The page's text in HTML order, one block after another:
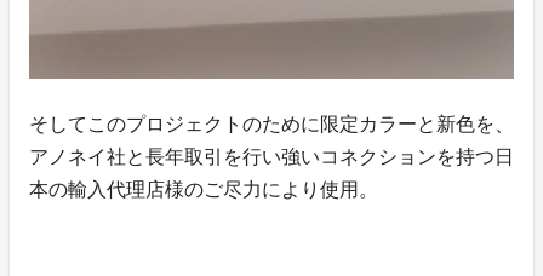
そしてこのプロジェクトのために限定カラーと新色を、
アノネイ社と長年取引を行い強いコネクションを持つ日
本の輸入代理店様のご尽力により使用。